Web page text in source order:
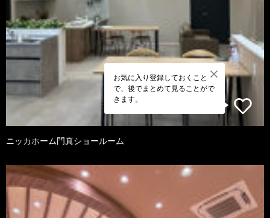
お気に入り登録しておくこと
で、後でまとめて見ることがで
きます。
ニッカホーム門真ショールーム